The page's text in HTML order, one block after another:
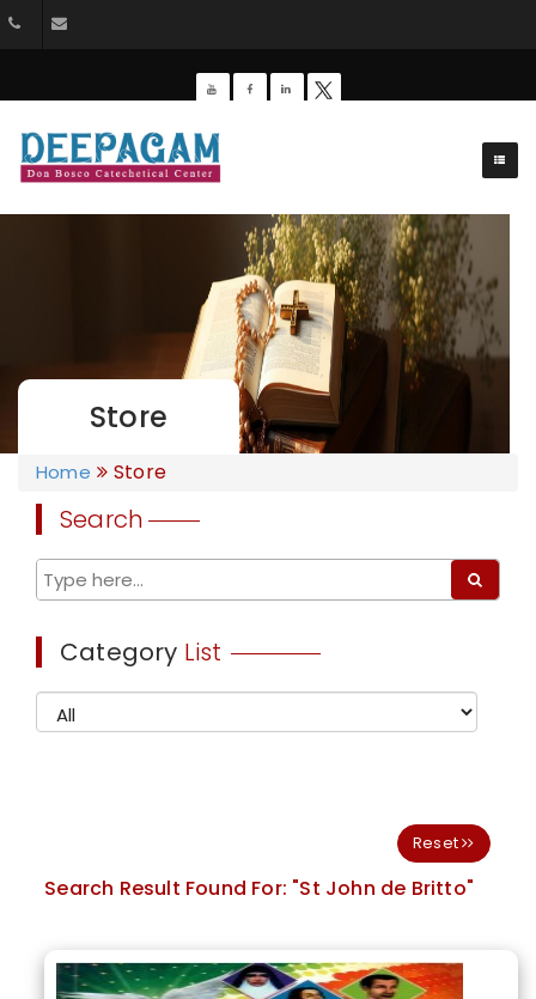
044-26428162
Store
Home Store
Search
Category List
Reset
Search Result Found For: "St John de Britto"